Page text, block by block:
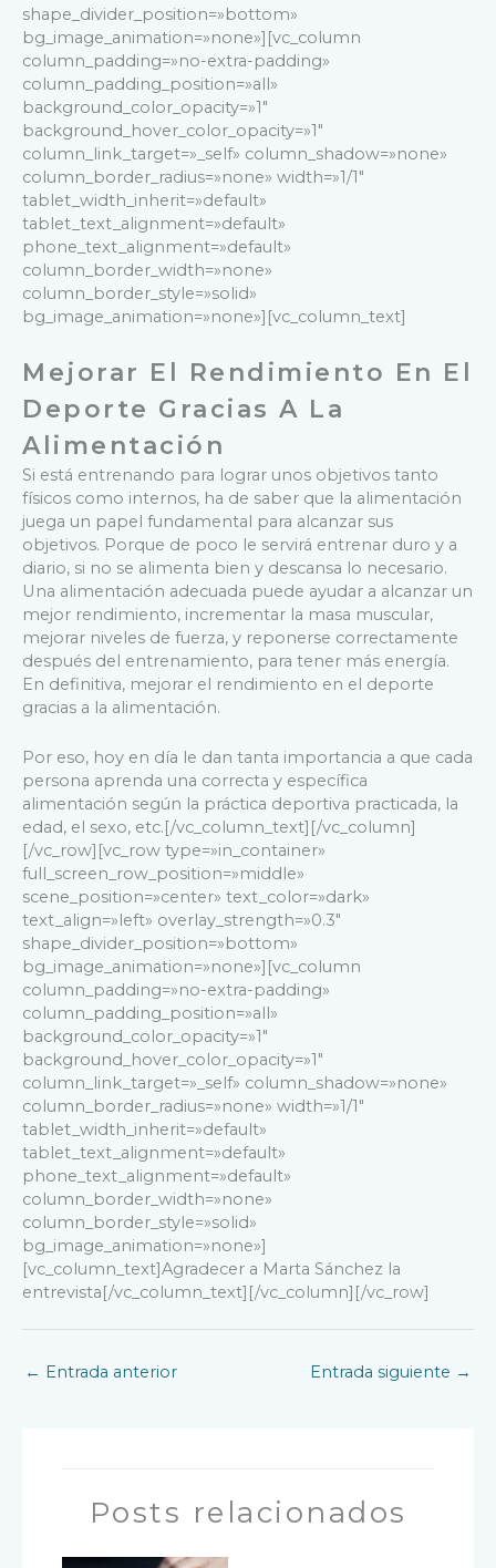
shape_divider_position=»bottom»
bg_image_animation=»none»][vc_column
column_padding=»no-extra-padding»
column_padding_position=»all»
background_color_opacity=»1″
background_hover_color_opacity=»1″
column_link_target=»_self» column_shadow=»none»
column_border_radius=»none» width=»1/1″
tablet_width_inherit=»default»
tablet_text_alignment=»default»
phone_text_alignment=»default»
column_border_width=»none»
column_border_style=»solid»
bg_image_animation=»none»][vc_column_text]
M Ejorar El Rendimiento En El
Deporte Gracias A La
Alimentación
Si está entrenando para lograr unos objetivos tanto
físicos como internos, ha de saber que la alimentación
juega un papel fundamental para alcanzar sus
objetivos. Porque de poco le servirá entrenar duro y a
diario, si no se alimenta bien y descansa lo necesario.
Una alimentación adecuada puede ayudar a alcanzar un
mejor rendimiento, incrementar la masa muscular,
mejorar niveles de fuerza, y reponerse correctamente
después del entrenamiento, para tener más energía.
En definitiva, mejorar el rendimiento en el deporte
gracias a la alimentación.
Por eso, hoy en día le dan tanta importancia a que cada
persona aprenda una correcta y específica
alimentación según la práctica deportiva practicada, la
edad, el sexo, etc.[/vc_column_text][/vc_column]
[/vc_row][vc_row type=»in_container»
full_screen_row_position=»middle»
scene_position=»center» text_color=»dark»
text_align=»left» overlay_strength=»0.3″
shape_divider_position=»bottom»
bg_image_animation=»none»][vc_column
column_padding=»no-extra-padding»
column_padding_position=»all»
background_color_opacity=»1″
background_hover_color_opacity=»1″
column_link_target=»_self» column_shadow=»none»
column_border_radius=»none» width=»1/1″
tablet_width_inherit=»default»
tablet_text_alignment=»default»
phone_text_alignment=»default»
column_border_width=»none»
column_border_style=»solid»
bg_image_animation=»none»]
[vc_column_text]Agradecer a Marta Sánchez la
entrevista[/vc_column_text][/vc_column][/vc_row]
← Entrada anterior Entrada siguiente →
Posts relacionados